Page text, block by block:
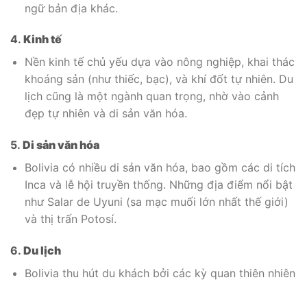
ngữ bản địa khác.
4. Kinh tế
Nền kinh tế chủ yếu dựa vào nông nghiệp, khai thác
khoáng sản (như thiếc, bạc), và khí đốt tự nhiên. Du
lịch cũng là một ngành quan trọng, nhờ vào cảnh
đẹp tự nhiên và di sản văn hóa.
5. Di sản văn hóa
Bolivia có nhiều di sản văn hóa, bao gồm các di tích
Inca và lễ hội truyền thống. Những địa điểm nổi bật
như Salar de Uyuni (sa mạc muối lớn nhất thế giới)
và thị trấn Potosí.
6. Du lịch
Bolivia thu hút du khách bởi các kỳ quan thiên nhiên